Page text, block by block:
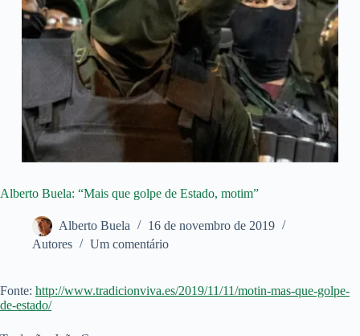
Alberto Buela: “Mais que golpe de Estado, motim”
Alberto Buela
16 de novembro de 2019
Autores
Um comentário
Fonte: http://www.tradicionviva.es/2019/11/11/motin-mas-que-golpe-
de-estado/